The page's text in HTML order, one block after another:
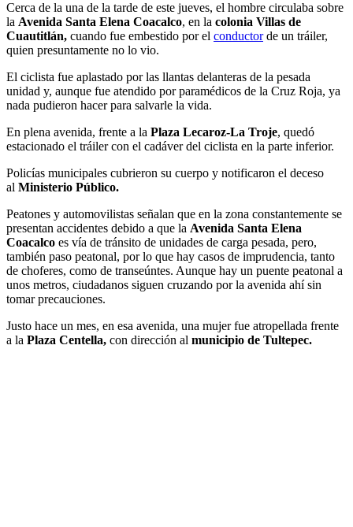
Cerca de la una de la tarde de este jueves, el hombre circulaba sobre
la Avenida Santa Elena Coacalco, en la colonia Villas de
Cuautitlán, cuando fue embestido por el conductorde un tráiler,
quien presuntamente no lo vio.
El ciclista fue aplastado por las llantas delanteras de la pesada
unidad y, aunque fue atendido por paramédicos de la Cruz Roja, ya
nada pudieron hacer para salvarle la vida.
En plena avenida, frente a la Plaza Lecaroz-La Troje, quedó
estacionado el tráiler con el cadáver del ciclista en la parte inferior.
Policías municipales cubrieron su cuerpo y notificaron el deceso
al Ministerio Público.
Peatones y automovilistas señalan que en la zona constantemente se
presentan accidentes debido a que la Avenida Santa Elena
Coacalco es vía de tránsito de unidades de carga pesada, pero,
también paso peatonal, por lo que hay casos de imprudencia, tanto
de choferes, como de transeúntes. Aunque hay un puente peatonal a
unos metros, ciudadanos siguen cruzando por la avenida ahí sin
tomar precauciones.
Justo hace un mes, en esa avenida, una mujer fue atropellada frente
a la Plaza Centella, con dirección al municipio de Tultepec.